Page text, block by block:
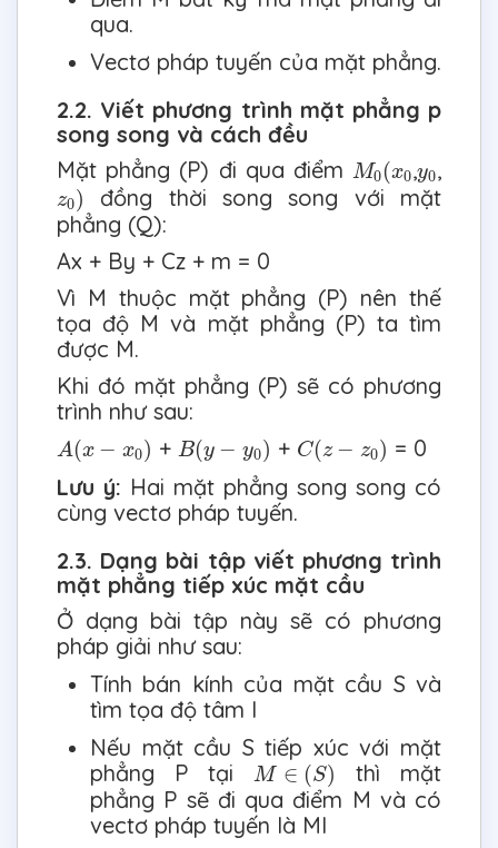
qua.
Vectơ pháp tuyến của mặt phẳng.
2.2. Viết phương trình mặt phẳng p
song song và cách đều
Mặt phẳng (P) đi qua điểm M0(x0
M0 (x ,y0
y0,
z0)
0) đồng thời song song với mặt
phẳng (Q):
Ax + By + Cz + m = 0
Vì M thuộc mặt phẳng (P) nên thế
tọa độ M và mặt phẳng (P) ta tìm
được M.
Khi đó mặt phẳng (P) sẽ có phương
trình như sau:
A(x − x0)
A (x− ) + B(y − y0)
B(y− 0) + C(z − z0)
C(z− 0)
= 0
Lưu ý: Hai mặt phẳng song song có
cùng vectơ pháp tuyến.
2.3. Dạng bài tập viết phương trình
mặt phẳng tiếp xúc mặt cầu
Ở dạng bài tập này sẽ có phương
pháp giải như sau:
Tính bán kính của mặt cầu S và
tìm tọa độ tâm I
Nếu mặt cầu S tiếp xúc với mặt
phẳng P tại
M ∈ (S)
M∈(S)
thì mặt
phẳng P sẽ đi qua điểm M và có
vectơ pháp tuyến là MI